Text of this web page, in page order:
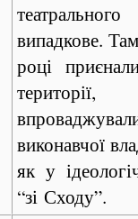
випадкове.
році
виконавчої
як у
“зі Сходу”.